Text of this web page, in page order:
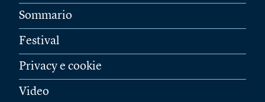
Sommario
Festival
Privacy e cookie
Video